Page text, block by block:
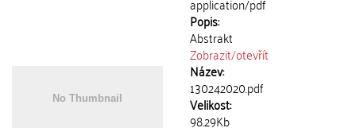
Popis:
Abstrakt
Zobrazit/otevřít
Název:
130242020.pdf
Velikost:
98.29Kb